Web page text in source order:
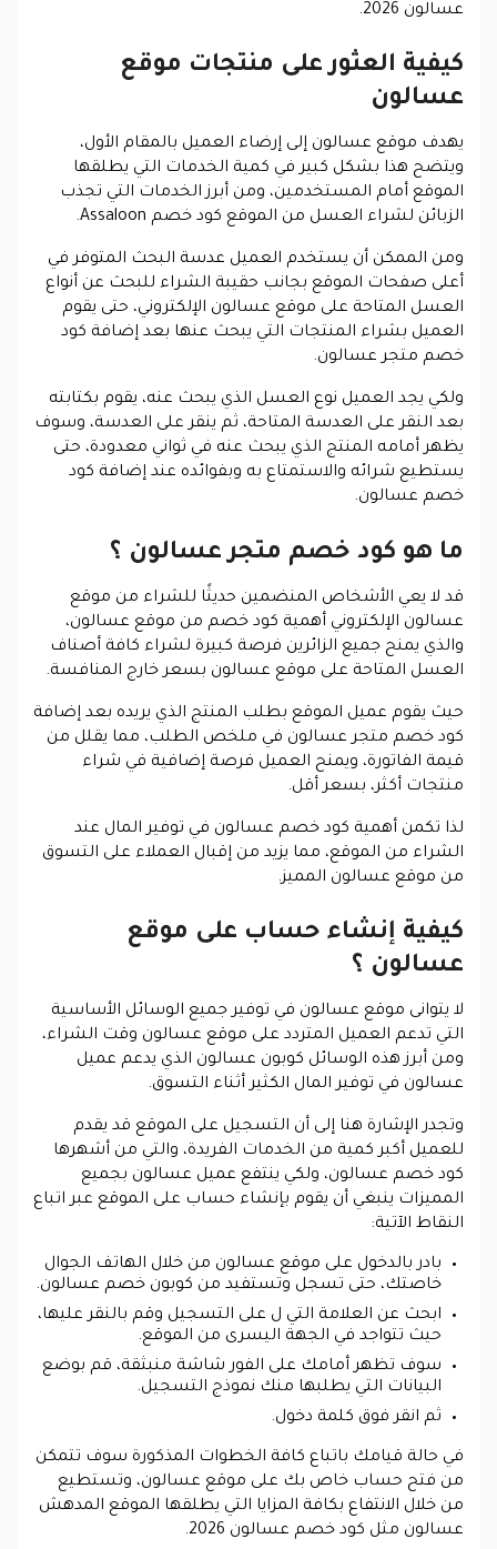
عسالون 2026.
كيفية العثور على منتجات موقع
عسالون
يهدف موقع عسالون إلى إرضاء العميل بالمقام الأول،
ويتضح هذا بشكل كبير في كمية الخدمات التي يطلقها
الموقع أمام المستخدمين، ومن أبرز الخدمات التي تجذب
الزبائن لشراء العسل من الموقع كود خصم Assaloon.
ومن الممكن أن يستخدم العميل عدسة البحث المتوفر في
أعلى صفحات الموقع بجانب حقيبة الشراء للبحث عن أنواع
العسل المتاحة على موقع عسالون الإلكتروني، حتى يقوم
العميل بشراء المنتجات التي يبحث عنها بعد إضافة كود
خصم متجر عسالون.
ولكي يجد العميل نوع العسل الذي يبحث عنه، يقوم بكتابته
بعد النقر على العدسة المتاحة، ثم ينقر على العدسة، وسوف
يظهر أمامه المنتج الذي يبحث عنه في ثواني معدودة، حتى
يستطيع شرائه والاستمتاع به وبفوائده عند إضافة كود
خصم عسالون.
ما هو كود خصم متجر عسالون ؟
قد لا يعي الأشخاص المنضمين حديثًا للشراء من موقع
عسالون الإلكتروني أهمية كود خصم من موقع عسالون،
والذي يمنح جميع الزائرين فرصة كبيرة لشراء كافة أصناف
العسل المتاحة على موقع عسالون بسعر خارج المنافسة.
حيث يقوم عميل الموقع بطلب المنتج الذي يريده بعد إضافة
كود خصم متجر عسالون في ملخص الطلب، مما يقلل من
قيمة الفاتورة، ويمنح العميل فرصة إضافية في شراء
منتجات أكثر، بسعر أقل.
لذا تكمن أهمية كود خصم عسالون في توفير المال عند
الشراء من الموقع، مما يزيد من إقبال العملاء على التسوق
من موقع عسالون المميز.
كيفية إنشاء حساب على موقع
عسالون ؟
لا يتوانى موقع عسالون في توفير جميع الوسائل الأساسية
التي تدعم العميل المتردد على موقع عسالون وقت الشراء،
ومن أبرز هذه الوسائل كوبون عسالون الذي يدعم عميل
عسالون في توفير المال الكثير أثناء التسوق.
وتجدر الإشارة هنا إلى أن التسجيل على الموقع قد يقدم
للعميل أكبر كمية من الخدمات الفريدة، والتي من أشهرها
كود خصم عسالون، ولكي ينتفع عميل عسالون بجميع
المميزات ينبغي أن يقوم بإنشاء حساب على الموقع عبر اتباع
النقاط الآتية:
بادر بالدخول على موقع عسالون من خلال الهاتف الجوال
خاصتك، حتى تسجل وتستفيد من كوبون خصم عسالون.
ابحث عن العلامة التي ل على التسجيل وقم بالنقر عليها،
حيث تتواجد في الجهة اليسرى من الموقع.
سوف تظهر أمامك على الفور شاشة منبثقة، قم بوضع
البيانات التي يطلبها منك نموذج التسجيل.
ثم انقر فوق كلمة دخول.
في حالة قيامك باتباع كافة الخطوات المذكورة سوف تتمكن
من فتح حساب خاص بك على موقع عسالون، وتستطيع
من خلال الانتفاع بكافة المزايا التي يطلقها الموقع المدهش
عسالون مثل كود خصم عسالون 2026.